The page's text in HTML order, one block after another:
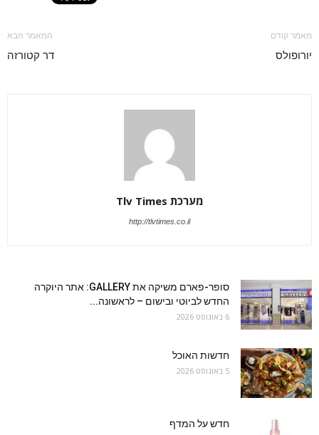
מאמר קודם
יורופולס
המאמר הבא
דר קטורזה
מערכת Tlv Times
http://tlvtimes.co.il
סופר-פארם משיקה את GALLERY: אתר היוקרה
החדש לביוטי ובישום – לראשונה...
6 באוגוסט 2026
חדשות האוכל
5 באוגוסט 2026
חדש על המדף